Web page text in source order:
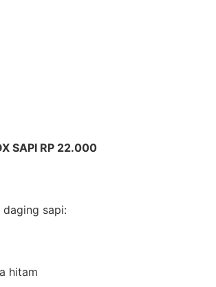
SAPI RP 22.000
daging sapi:
hitam